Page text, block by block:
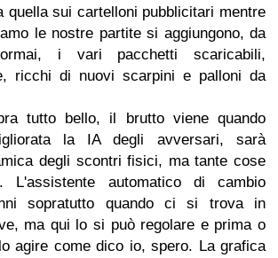
quella sui cartelloni pubblicitari mentre
le nostre partite si aggiungono, da
i vari pacchetti scaricabili,
ricchi di nuovi scarpini e palloni da
tutto bello, il brutto viene quando
la IA degli avversari, sarà
degli scontri fisici, ma tante cose
L'assistente automatico di cambio
sopratutto quando ci si trova in
ma qui lo si può regolare e prima o
agire come dico io, spero. La grafica